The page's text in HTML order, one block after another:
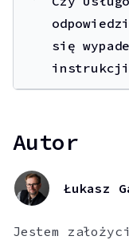
się
instrukcji
Autor
Łukasz
Jestem